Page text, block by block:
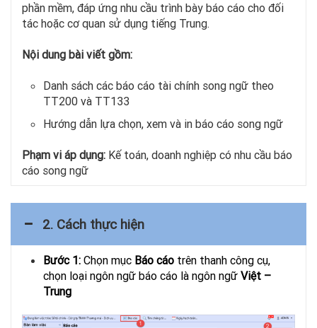
phần mềm, đáp ứng nhu cầu trình bày báo cáo cho đối
tác hoặc cơ quan sử dụng tiếng Trung.
Nội dung bài viết gồm:
Danh sách các báo cáo tài chính song ngữ theo
TT200 và TT133
Hướng dẫn lựa chọn, xem và in báo cáo song ngữ
Phạm vi áp dụng: Kế toán, doanh nghiệp có nhu cầu báo
cáo song ngữ
2. Cách thực hiện
Bước 1: Chọn mục Báo cáo trên thanh công cụ,
chọn loại ngôn ngữ báo cáo là ngôn ngữ Việt –
Trung